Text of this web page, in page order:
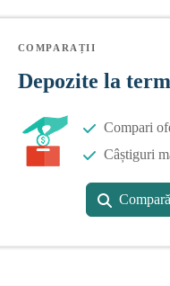
COMPARAȚII
Depozite la
Compari
Câștiguri
Compară